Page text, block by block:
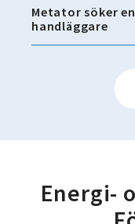
Metator söker
handläggare
Energi-